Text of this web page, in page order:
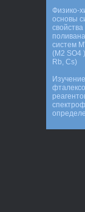
Физико-
основы
свойства
систем
(M2 SO4
Rb, Cs)
Изучение